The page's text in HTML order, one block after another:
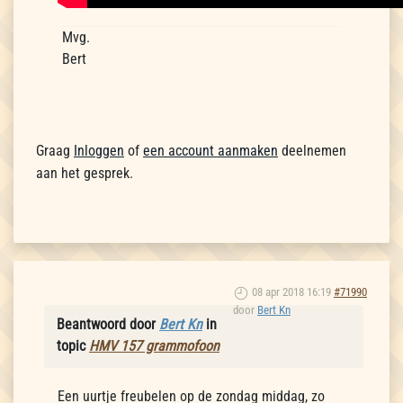
Mvg.
Bert
Graag Inloggen of een account aanmaken deelnemen
aan het gesprek.
08 apr 2018 16:19 #71990
door Bert Kn
Beantwoord door Bert Knin
topic HMV 157 grammofoon
Een uurtje freubelen op de zondag middag, zo